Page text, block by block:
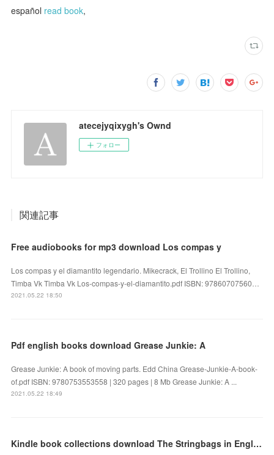
español read book,
atecejyqixygh's Ownd
フォロー
関連記事
Free audiobooks for mp3 download Los compas y
Los compas y el diamantito legendario. Mikecrack, El Trollino El Trollino,
Timba Vk Timba Vk Los-compas-y-el-diamantito.pdf ISBN: 97860707560…
2021.05.22 18:50
Pdf english books download Grease Junkie: A
Grease Junkie: A book of moving parts. Edd China Grease-Junkie-A-book-
of.pdf ISBN: 9780753553558 | 320 pages | 8 Mb Grease Junkie: A ...
2021.05.22 18:49
Kindle book collections download The Stringbags in English